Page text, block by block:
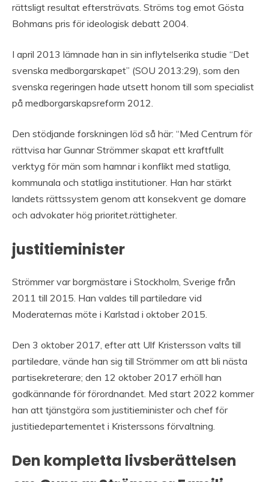
rättsligt resultat eftersträvats. Ströms tog emot Gösta
Bohmans pris för ideologisk debatt 2004.
I april 2013 lämnade han in sin inflytelserika studie “Det
svenska medborgarskapet” (SOU 2013:29), som den
svenska regeringen hade utsett honom till som specialist
på medborgarskapsreform 2012.
Den stödjande forskningen löd så här: “Med Centrum för
rättvisa har Gunnar Strömmer skapat ett kraftfullt
verktyg för män som hamnar i konflikt med statliga,
kommunala och statliga institutioner. Han har stärkt
landets rättssystem genom att konsekvent ge domare
och advokater hög prioritet.rättigheter.
justitieminister
Strömmer var borgmästare i Stockholm, Sverige från
2011 till 2015. Han valdes till partiledare vid
Moderaternas möte i Karlstad i oktober 2015.
Den 3 oktober 2017, efter att Ulf Kristersson valts till
partiledare, vände han sig till Strömmer om att bli nästa
partisekreterare; den 12 oktober 2017 erhöll han
godkännande för förordnandet. Med start 2022 kommer
han att tjänstgöra som justitieminister och chef för
justitiedepartementet i Kristerssons förvaltning.
Den kompletta livsberättelsen